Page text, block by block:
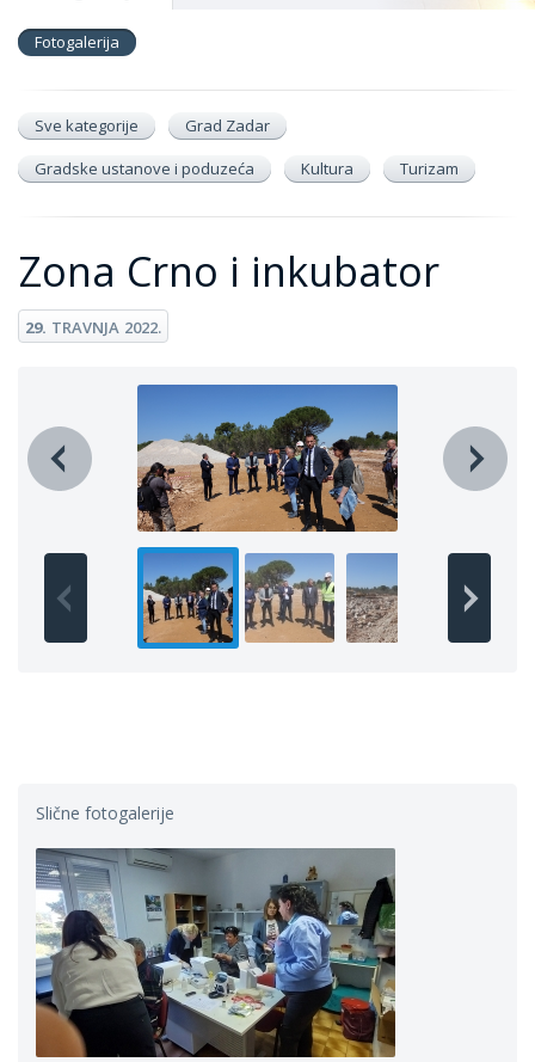
Fotogalerija
Sve kategorije
Grad Zadar
Gradske ustanove i poduzeća
Kultura Turizam
Zona Crno i inkubator
29. TRAVNJA 2022.
Slične fotogalerije